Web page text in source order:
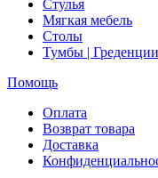
Стулья
Мягкая мебель
Столы
Тумбы | Греденции
Помощь
Оплата
Возврат товара
Доставка